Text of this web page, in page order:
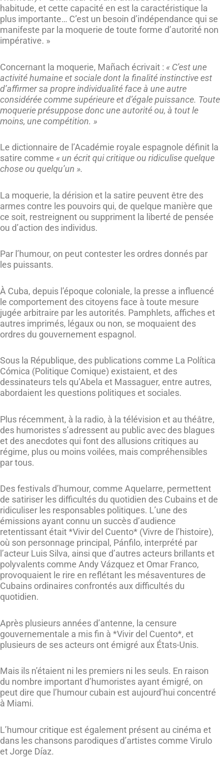
habitude, et cette capacité en est la caractéristique la
plus importante… C’est un besoin d’indépendance qui se
manifeste par la moquerie de toute forme d’autorité non
impérative. »
Concernant la moquerie, Mañach écrivait : « C’est une
activité humaine et sociale dont la finalité instinctive est
d’affirmer sa propre individualité face à une autre
considérée comme supérieure et d’égale puissance. Toute
moquerie présuppose donc une autorité ou, à tout le
moins, une compétition. »
Le dictionnaire de l’Académie royale espagnole définit la
satire comme « un écrit qui critique ou ridiculise quelque
chose ou quelqu’un ».
La moquerie, la dérision et la satire peuvent être des
armes contre les pouvoirs qui, de quelque manière que
ce soit, restreignent ou suppriment la liberté de pensée
ou d’action des individus.
Par l’humour, on peut contester les ordres donnés par
les puissants.
À Cuba, depuis l’époque coloniale, la presse a influencé
le comportement des citoyens face à toute mesure
jugée arbitraire par les autorités. Pamphlets, affiches et
autres imprimés, légaux ou non, se moquaient des
ordres du gouvernement espagnol.
Sous la République, des publications comme La Política
Cómica (Politique Comique) existaient, et des
dessinateurs tels qu’Abela et Massaguer, entre autres,
abordaient les questions politiques et sociales.
Plus récemment, à la radio, à la télévision et au théâtre,
des humoristes s’adressent au public avec des blagues
et des anecdotes qui font des allusions critiques au
régime, plus ou moins voilées, mais compréhensibles
par tous.
Des festivals d’humour, comme Aquelarre, permettent
de satiriser les difficultés du quotidien des Cubains et de
ridiculiser les responsables politiques. L’une des
émissions ayant connu un succès d’audience
retentissant était *Vivir del Cuento* (Vivre de l’histoire),
où son personnage principal, Pánfilo, interprété par
l’acteur Luis Silva, ainsi que d’autres acteurs brillants et
polyvalents comme Andy Vázquez et Omar Franco,
provoquaient le rire en reflétant les mésaventures de
Cubains ordinaires confrontés aux difficultés du
quotidien.
Après plusieurs années d’antenne, la censure
gouvernementale a mis fin à *Vivir del Cuento*, et
plusieurs de ses acteurs ont émigré aux États-Unis.
Mais ils n’étaient ni les premiers ni les seuls. En raison
du nombre important d’humoristes ayant émigré, on
peut dire que l’humour cubain est aujourd’hui concentré
à Miami.
L’humour critique est également présent au cinéma et
dans les chansons parodiques d’artistes comme Virulo
et Jorge Díaz.